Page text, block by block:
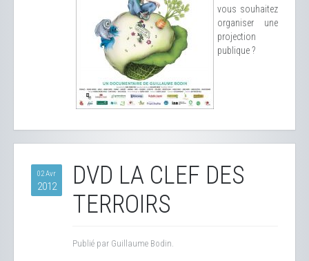
vous souhaitez
organiser une
projection
publique ?
02 Avr
2012
DVD LA CLEF DES
TERROIRS
Publié par Guillaume Bodin.